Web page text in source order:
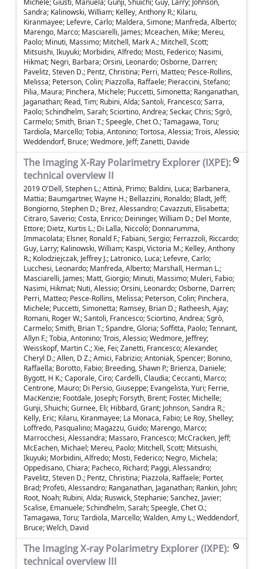
Michele; Giusti, Manuela; Gunji, Shuichi; Guy, Larry; Johnson,
Sandra; Kalinowski, William; Kelley, Anthony R.; Kilaru,
Kiranmayee; Lefevre, Carlo; Maldera, Simone; Manfreda, Alberto;
Marengo, Marco; Masciarelli, James; Mceachen, Mike; Mereu,
Paolo; Minuti, Massimo; Mitchell, Mark A.; Mitchell, Scott;
Mitsuishi, Ikuyuki; Morbidini, Alfredo; Mosti, Federico; Nasimi,
Hikmat; Negri, Barbara; Orsini, Leonardo; Osborne, Darren;
Pavelitz, Steven D.; Pentz, Christina; Perri, Matteo; Pesce-Rollins,
Melissa; Peterson, Colin; Piazzolla, Raffaele; Pieraccini, Stefano;
Pilia, Maura; Pinchera, Michele; Puccetti, Simonetta; Ranganathan,
Jaganathan; Read, Tim; Rubini, Alda; Santoli, Francesco; Sarra,
Paolo; Schindhelm, Sarah; Sciortino, Andrea; Seckar, Chris; Sgrò,
Carmelo; Smith, Brian T.; Speegle, Chet O.; Tamagawa, Toru;
Tardiola, Marcello; Tobia, Antonino; Tortosa, Alessia; Trois, Alessio;
Weddendorf, Bruce; Wedmore, Jeff; Zanetti, Davide
The Imaging X-Ray Polarimetry Explorer (IXPE):
technical overview II
2019 O'Dell, Stephen L.; Attinà, Primo; Baldini, Luca; Barbanera,
Mattia; Baumgartner, Wayne H.; Bellazzini, Ronaldo; Bladt, Jeff;
Bongiorno, Stephen D.; Brez, Alessandro; Cavazzuti, Elisabetta;
Citraro, Saverio; Costa, Enrico; Deininger, William D.; Del Monte,
Ettore; Dietz, Kurtis L.; Di Lalla, Niccolò; Donnarumma,
Immacolata; Elsner, Ronald F.; Fabiani, Sergio; Ferrazzoli, Riccardo;
Guy, Larry; Kalinowski, William; Kaspi, Victoria M.; Kelley, Anthony
R.; Kolodziejczak, Jeffrey J.; Latronico, Luca; Lefevre, Carlo;
Lucchesi, Leonardo; Manfreda, Alberto; Marshall, Herman L.;
Masciarelli, James; Matt, Giorgio; Minuti, Massimo; Muleri, Fabio;
Nasimi, Hikmat; Nuti, Alessio; Orsini, Leonardo; Osborne, Darren;
Perri, Matteo; Pesce-Rollins, Melissa; Peterson, Colin; Pinchera,
Michele; Puccetti, Simonetta; Ramsey, Brian D.; Ratheesh, Ajay;
Romani, Roger W.; Santoli, Francesco; Sciortino, Andrea; Sgrò,
Carmelo; Smith, Brian T.; Spandre, Gloria; Soffitta, Paolo; Tennant,
Allyn F.; Tobia, Antonino; Trois, Alessio; Wedmore, Jeffrey;
Weisskopf, Martin C.; Xie, Fei; Zanetti, Francesco; Alexander,
Cheryl D.; Allen, D Z.; Amici, Fabrizio; Antoniak, Spencer; Bonino,
Raffaella; Borotto, Fabio; Breeding, Shawn P.; Brienza, Daniele;
Bygott, H K.; Caporale, Ciro; Cardelli, Claudia; Ceccanti, Marco;
Centrone, Mauro; Di Persio, Giuseppe; Evangelista, Yuri; Ferrie,
MacKenzie; Footdale, Joseph; Forsyth, Brent; Foster, Michelle;
Gunji, Shuichi; Gurnee, Eli; Hibbard, Grant; Johnson, Sandra R.;
Kelly, Eric; Kilaru, Kiranmayee; La Monaca, Fabio; Le Roy, Shelley;
Loffredo, Pasqualino; Magazzu, Guido; Marengo, Marco;
Marrocchesi, Alessandra; Massaro, Francesco; McCracken, Jeff;
McEachen, Michael; Mereu, Paolo; Mitchell, Scott; Mitsuishi,
Ikuyuki; Morbidini, Alfredo; Mosti, Federico; Negro, Michela;
Oppedisano, Chiara; Pacheco, Richard; Paggi, Alessandro;
Pavelitz, Steven D.; Pentz, Christina; Piazzola, Raffaele; Porter,
Brad; Profeti, Alessandro; Ranganathan, Jaganathan; Rankin, John;
Root, Noah; Rubini, Alda; Ruswick, Stephanie; Sanchez, Javier;
Scalise, Emanuele; Schindhelm, Sarah; Speegle, Chet O.;
Tamagawa, Toru; Tardiola, Marcello; Walden, Amy L.; Weddendorf,
Bruce; Welch, David
The Imaging X-ray Polarimetry Explorer (IXPE):
technical overview III